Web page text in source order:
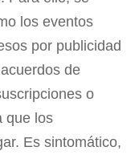
los eventos
por publicidad
de
o
que los
Es sintomático,